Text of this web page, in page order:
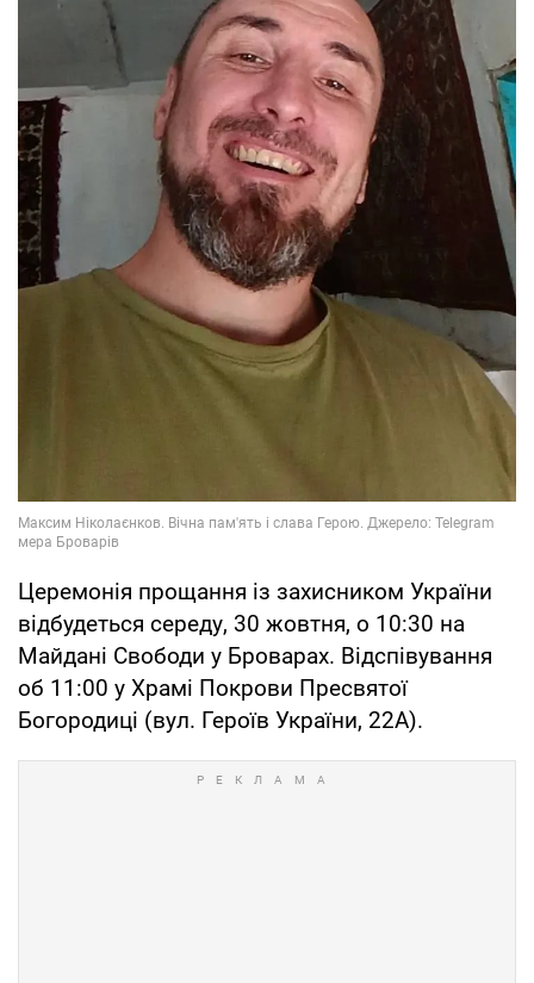
Церемонія прощання із захисником України
відбудеться середу, 30 жовтня, о 10:30 на
Майдані Свободи у Броварах. Відспівування
об 11:00 у Храмі Покрови Пресвятої
Богородиці (вул. Героїв України, 22А).